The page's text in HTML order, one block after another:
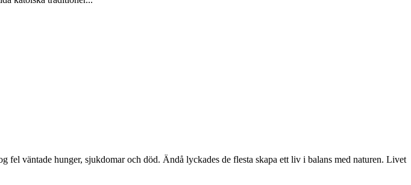
väntade hunger, sjukdomar och död. Ändå lyckades de flesta skapa ett liv i balans med naturen. Livet